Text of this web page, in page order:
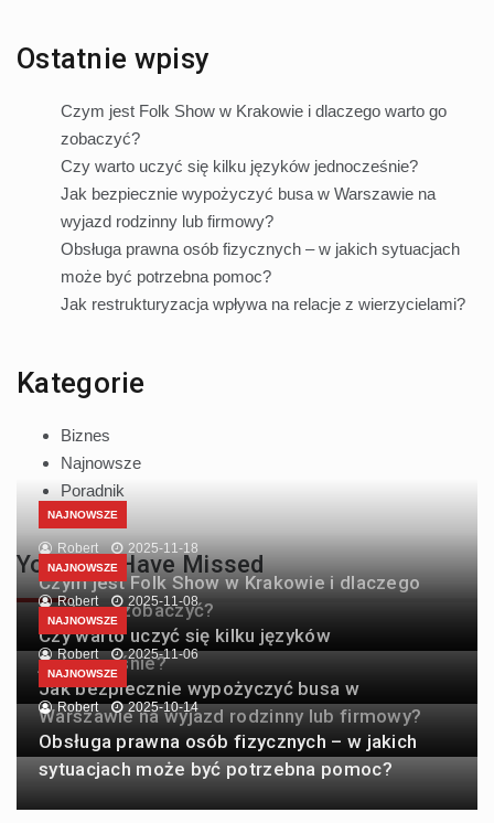
Ostatnie wpisy
Czym jest Folk Show w Krakowie i dlaczego warto go
zobaczyć?
Czy warto uczyć się kilku języków jednocześnie?
Jak bezpiecznie wypożyczyć busa w Warszawie na
wyjazd rodzinny lub firmowy?
Obsługa prawna osób fizycznych – w jakich sytuacjach
może być potrzebna pomoc?
Jak restrukturyzacja wpływa na relacje z wierzycielami?
Kategorie
Biznes
Najnowsze
Poradnik
You May Have Missed
NAJNOWSZE
Robert 2025-11-18
Czym jest Folk Show w Krakowie i dlaczego
warto go zobaczyć?
NAJNOWSZE
Robert 2025-11-08
Czy warto uczyć się kilku języków
jednocześnie?
NAJNOWSZE
Robert 2025-11-06
Jak bezpiecznie wypożyczyć busa w
Warszawie na wyjazd rodzinny lub firmowy?
NAJNOWSZE
Robert 2025-10-14
Obsługa prawna osób fizycznych – w jakich
sytuacjach może być potrzebna pomoc?